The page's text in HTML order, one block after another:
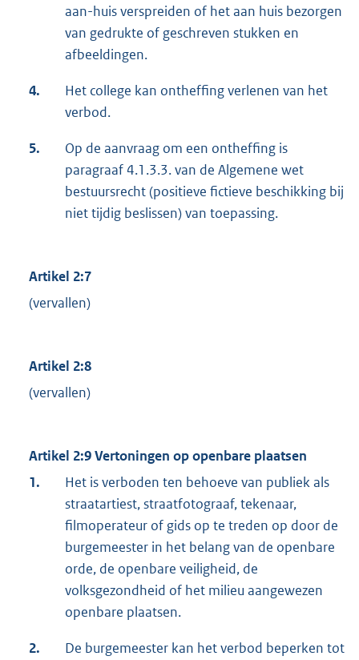
aan-huis verspreiden of het aan huis bezorgen
van gedrukte of geschreven stukken en
afbeeldingen.
4.
Het college kan ontheffing verlenen van het
verbod.
5.
Op de aanvraag om een ontheffing is
paragraaf 4.1.3.3. van de Algemene wet
bestuursrecht (positieve fictieve beschikking bij
niet tijdig beslissen) van toepassing.
Artikel 2:7
(vervallen)
Artikel 2:8
(vervallen)
Artikel 2:9 Vertoningen op openbare plaatsen
1.
Het is verboden ten behoeve van publiek als
straatartiest, straatfotograaf, tekenaar,
filmoperateur of gids op te treden op door de
burgemeester in het belang van de openbare
orde, de openbare veiligheid, de
volksgezondheid of het milieu aangewezen
openbare plaatsen.
2.
De burgemeester kan het verbod beperken tot